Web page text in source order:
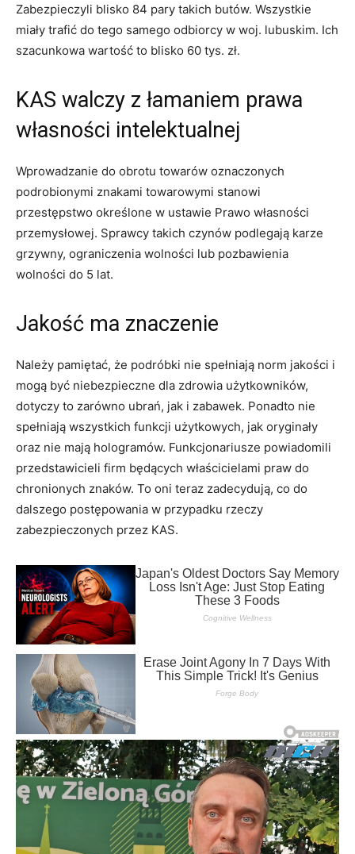
Zabezpieczyli blisko 84 pary takich butów. Wszystkie
miały trafić do tego samego odbiorcy w woj. lubuskim. Ich
szacunkowa wartość to blisko 60 tys. zł.
KAS walczy z łamaniem prawa
własności intelektualnej
Wprowadzanie do obrotu towarów oznaczonych
podrobionymi znakami towarowymi stanowi
przestępstwo określone w ustawie Prawo własności
przemysłowej. Sprawcy takich czynów podlegają karze
grzywny, ograniczenia wolności lub pozbawienia
wolności do 5 lat.
Jakość ma znaczenie
Należy pamiętać, że podróbki nie spełniają norm jakości i
mogą być niebezpieczne dla zdrowia użytkowników,
dotyczy to zarówno ubrań, jak i zabawek. Ponadto nie
spełniają wszystkich funkcji użytkowych, jak oryginały
oraz nie mają hologramów. Funkcjonariusze powiadomili
przedstawicieli firm będących właścicielami praw do
chronionych znaków. To oni teraz zadecydują, co do
dalszego postępowania w przypadku rzeczy
zabezpieczonych przez KAS.